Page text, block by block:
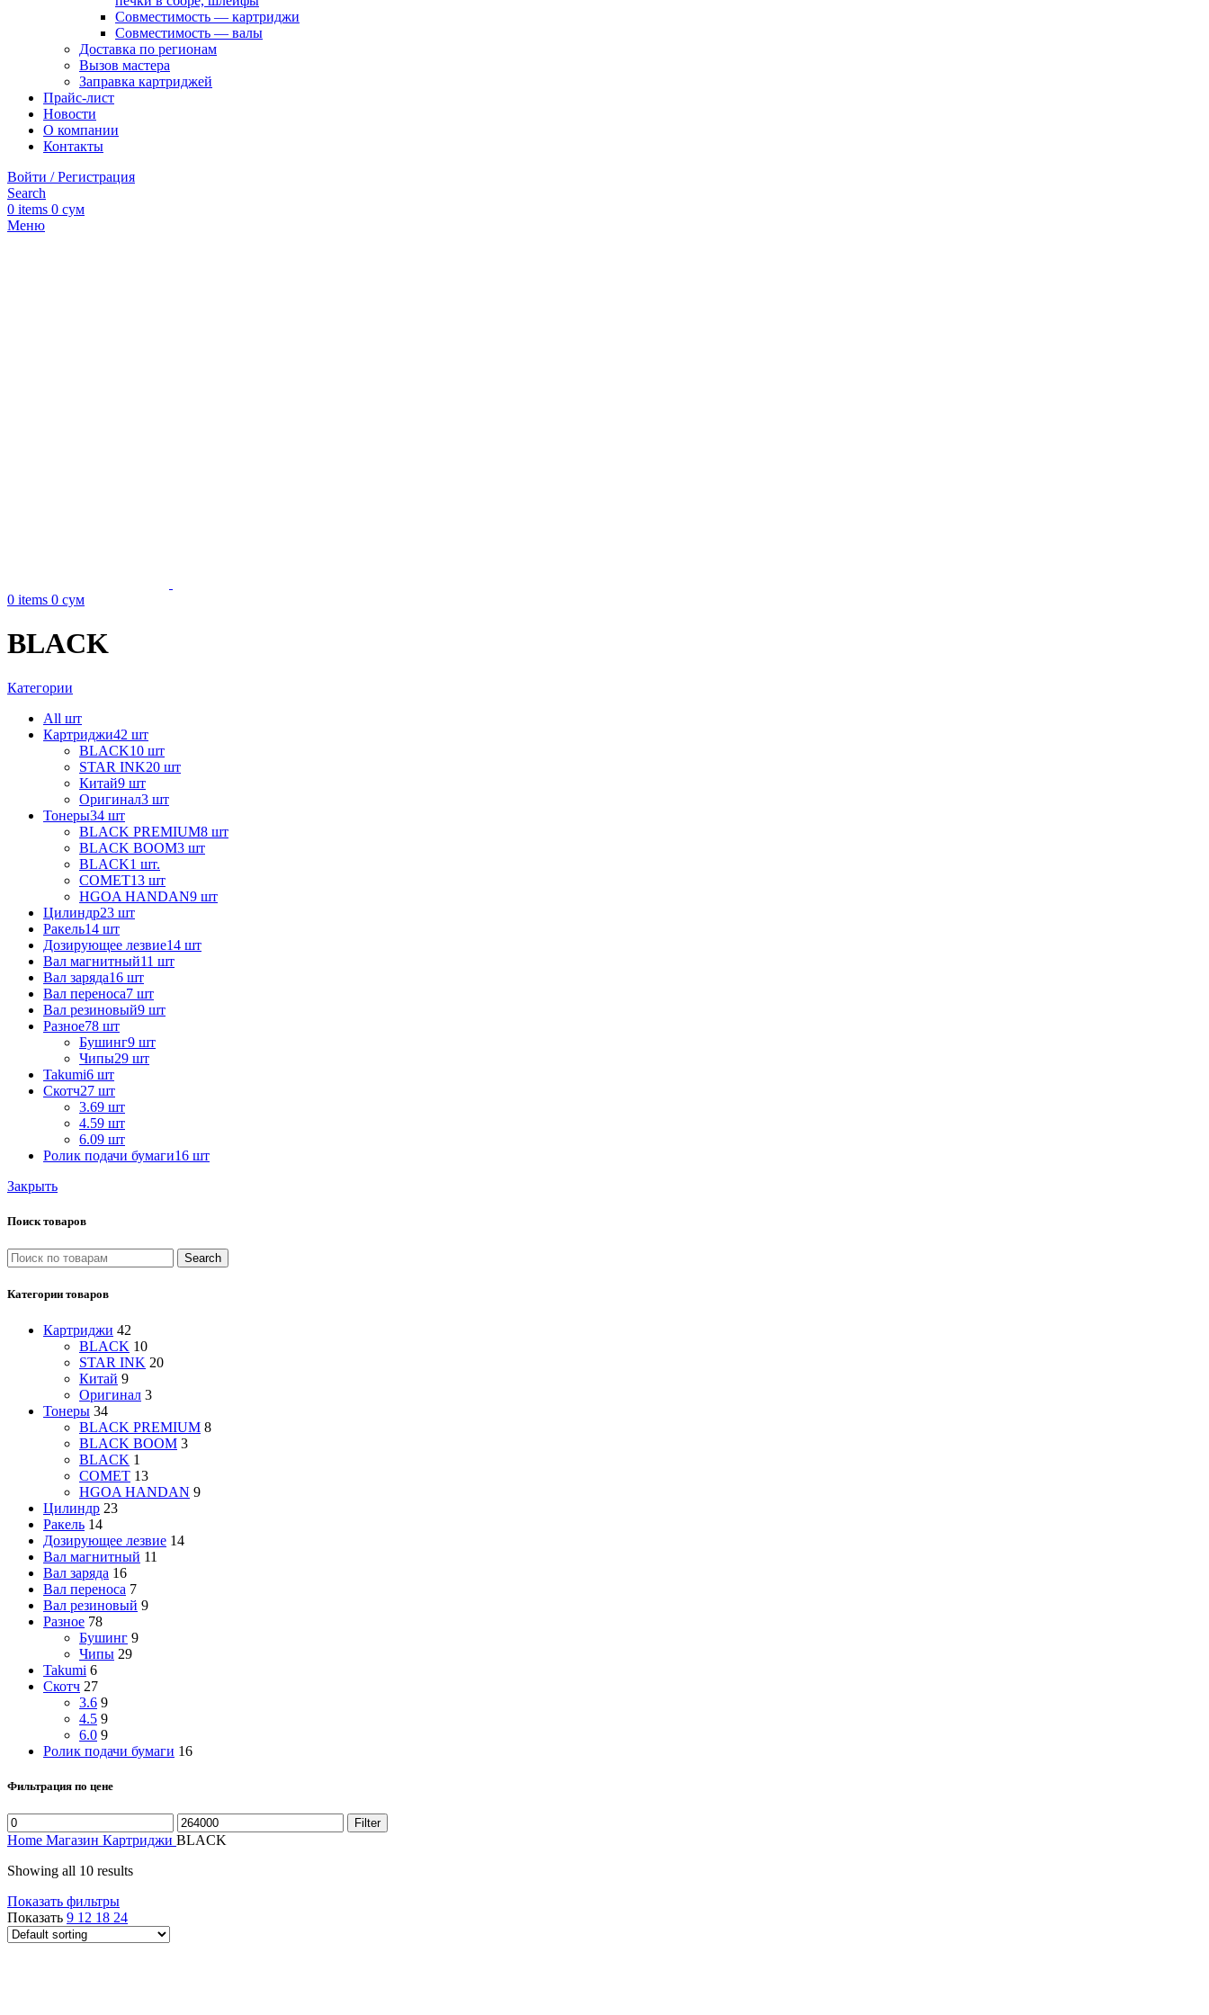
Совместимость — картриджи
Совместимость — валы
Доставка по регионам
Вызов мастера
Заправка картриджей
Прайс-лист
Новости
О компании
Контакты
Войти / Регистрация
Search
0 items 0 сум
Меню
0 items 0 сум
BLACK
Категории
All шт
Картриджи42 шт
BLACK10 шт
STAR INK20 шт
Китай9 шт
Оригинал3 шт
Тонеры34 шт
BLACK PREMIUM8 шт
BLACK BOOM3 шт
BLACK1 шт.
COMET13 шт
HGOA HANDAN9 шт
Цилиндр23 шт
Ракель14 шт
Дозирующее лезвие14 шт
Вал магнитный11 шт
Вал заряда16 шт
Вал переноса7 шт
Вал резиновый9 шт
Разное78 шт
Бушинг9 шт
Чипы29 шт
Takumi6 шт
Скотч27 шт
3.69 шт
4.59 шт
6.09 шт
Ролик подачи бумаги16 шт
Закрыть
Поиск товаров
Search
Категории товаров
Картриджи 42
BLACK 10
STAR INK 20
Китай 9
Оригинал 3
Тонеры 34
BLACK PREMIUM 8
BLACK BOOM 3
BLACK 1
COMET 13
HGOA HANDAN 9
Цилиндр 23
Ракель 14
Дозирующее лезвие 14
Вал магнитный 11
Вал заряда 16
Вал переноса 7
Вал резиновый 9
Разное 78
Бушинг 9
Чипы 29
Takumi 6
Скотч 27
3.6 9
4.5 9
6.0 9
Ролик подачи бумаги 16
Фильтрация по цене
Min
price
Max
price
Filter
Home Магазин Картриджи BLACK
Showing all 10 results
Показать фильтры
Показать 9 12 18 24